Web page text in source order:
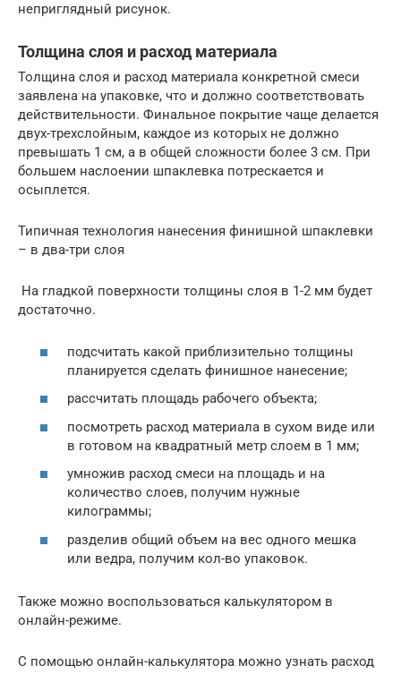
неприглядный рисунок.
Толщина слоя и расход материала
Толщина слоя и расход материала конкретной смеси
заявлена на упаковке, что и должно соответствовать
действительности. Финальное покрытие чаще делается
двух-трехслойным, каждое из которых не должно
превышать 1 см, а в общей сложности более 3 см. При
большем наслоении шпаклевка потрескается и
осыплется.
Типичная технология нанесения финишной шпаклевки
– в два-три слоя
На гладкой поверхности толщины слоя в 1-2 мм будет
достаточно.
подсчитать какой приблизительно толщины
планируется сделать финишное нанесение;
рассчитать площадь рабочего объекта;
посмотреть расход материала в сухом виде или
в готовом на квадратный метр слоем в 1 мм;
умножив расход смеси на площадь и на
количество слоев, получим нужные
килограммы;
разделив общий объем на вес одного мешка
или ведра, получим кол-во упаковок.
Также можно воспользоваться калькулятором в
онлайн-режиме.
С помощью онлайн-калькулятора можно узнать расход